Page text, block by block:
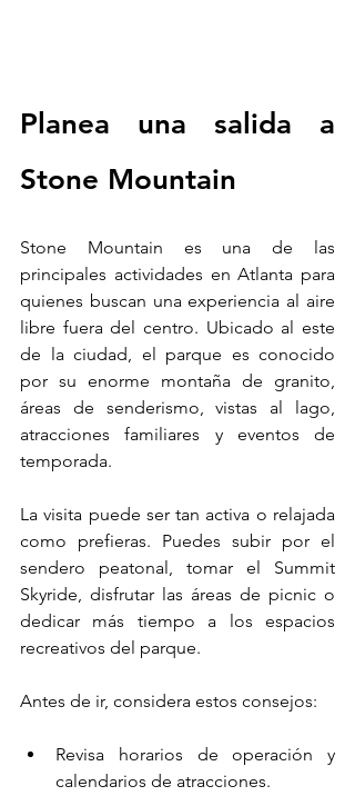
Planea una salida a
Stone Mountain
Stone Mountain es una de las
principales actividades en Atlanta para
quienes buscan una experiencia al aire
libre fuera del centro. Ubicado al este
de la ciudad, el parque es conocido
por su enorme montaña de granito,
áreas de senderismo, vistas al lago,
atracciones familiares y eventos de
temporada.
La visita puede ser tan activa o relajada
como prefieras. Puedes subir por el
sendero peatonal, tomar el Summit
Skyride, disfrutar las áreas de picnic o
dedicar más tiempo a los espacios
recreativos del parque.
Antes de ir, considera estos consejos:
Revisa horarios de operación y
calendarios de atracciones.